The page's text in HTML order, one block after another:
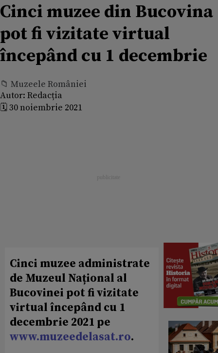
Cinci muzee din Bucovina
pot fi vizitate virtual
începând cu 1 decembrie
📁 Muzeele României
Autor: Redacția
🗓️ 30 noiembrie 2021
Cinci muzee administrate
de Muzeul Național al
Bucovinei pot fi vizitate
virtual începând cu 1
decembrie 2021 pe
www.muzeedelasat.ro.